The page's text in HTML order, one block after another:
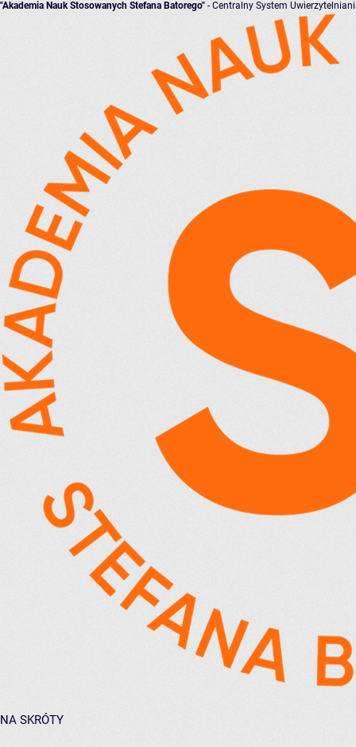
"Akademia Nauk Stosowanych Stefana Batorego" - Centralny System
NA SKRÓTY